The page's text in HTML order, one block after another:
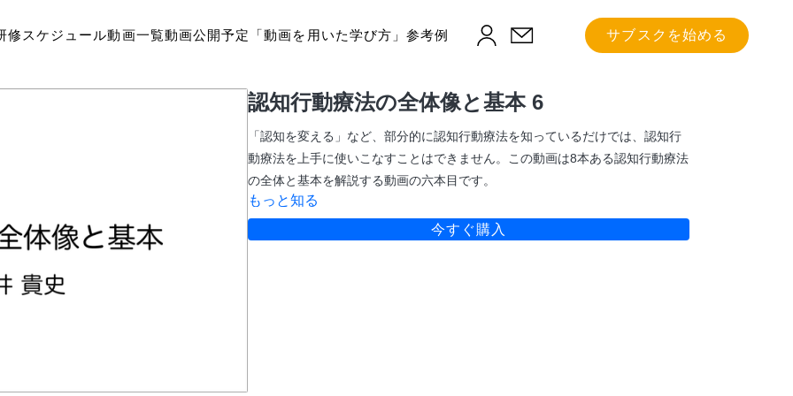
修スケジュール動画一覧動画公開予定 「動画を用いた学び方」参考例 サブスクを始める
認知行動療法の全体像と基本 6
「認知を変える」など、部分的に認知行動療法を知っているだけでは、認知行
動療法を上手に使いこなすことはできません。この動画は8本ある認知行動療法
の全体と基本を解説する動画の六本目です。
もっと知る
今すぐ購入